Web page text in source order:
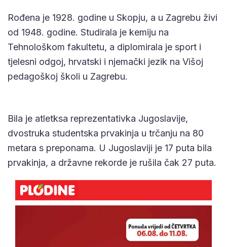
Rođena je 1928. godine u Skopju, a u Zagrebu živi
od 1948. godine. Studirala je kemiju na
Tehnološkom fakultetu, a diplomirala je sport i
tjelesni odgoj, hrvatski i njemački jezik na Višoj
pedagoškoj školi u Zagrebu.
Bila je atletksa reprezentativka Jugoslavije,
dvostruka studentska prvakinja u trčanju na 80
metara s preponama. U Jugoslaviji je 17 puta bila
prvakinja, a državne rekorde je rušila čak 27 puta.